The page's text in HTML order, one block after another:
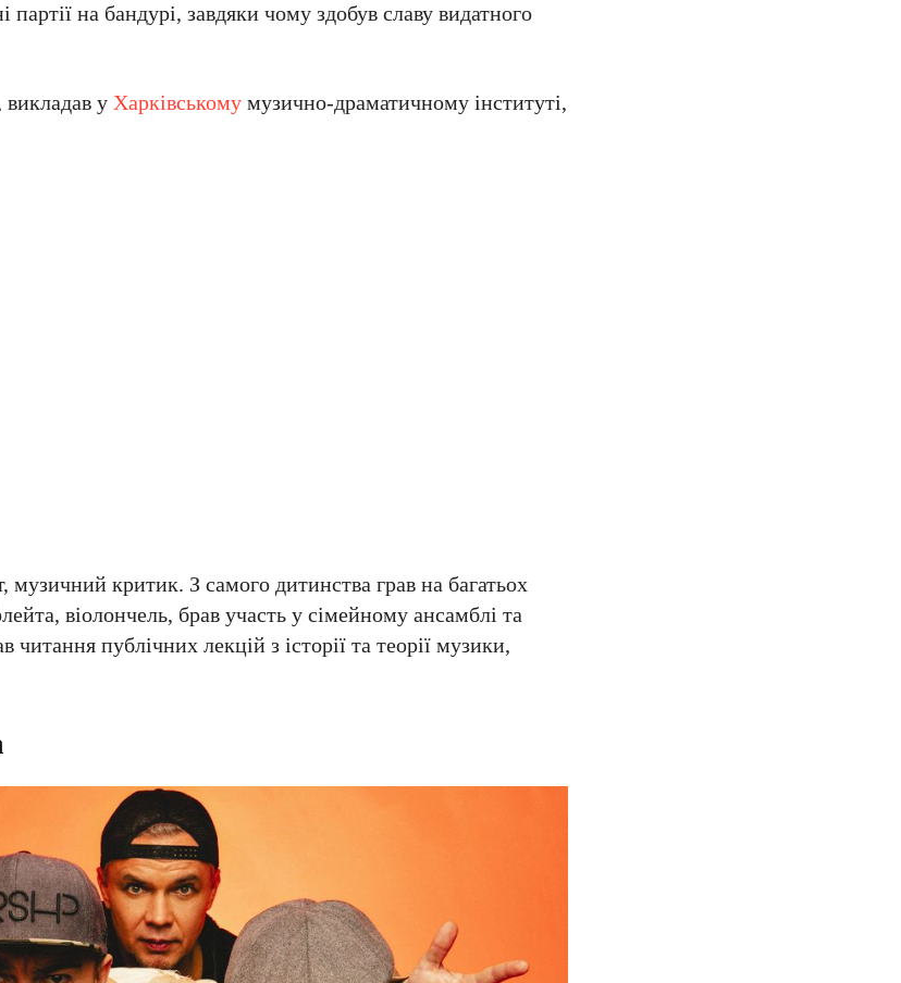
на бандурі, завдяки чому здобув славу видатного
викладав у Харківському музично-драматичному інституті,
критик. З самого дитинства грав на багатьох
віолончель, брав участь у сімейному ансамблі та
публічних лекцій з історії та теорії музики,